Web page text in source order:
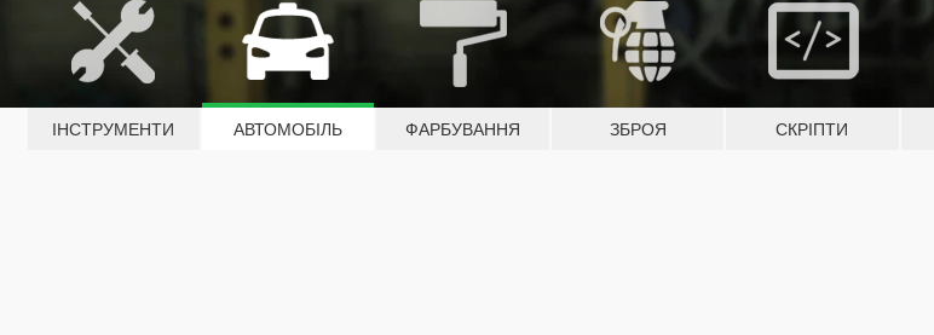
ІНСТРУМЕНТИ АВТОМОБІЛЬ ФАРБУВАННЯ ЗБРОЯ СКРІПТИ